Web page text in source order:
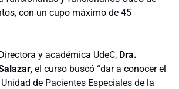
con un cupo máximo de 45
y académica UdeC, Dra.
el curso buscó “dar a conocer el
de Pacientes Especiales de la